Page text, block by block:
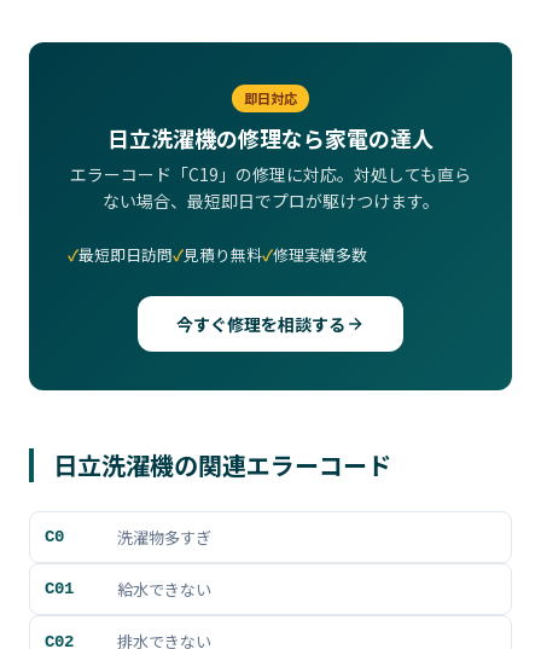
即日対応
日立洗濯機の修理なら家電の達人
エラーコード「C19」の修理に対応。対処しても直ら
ない場合、最短即日でプロが駆けつけます。
最短即日訪問 見積り無料 修理実績多数
今すぐ修理を相談する
日立洗濯機の関連エラーコード
C0 洗濯物多すぎ
C01 給水できない
C02 排水できない